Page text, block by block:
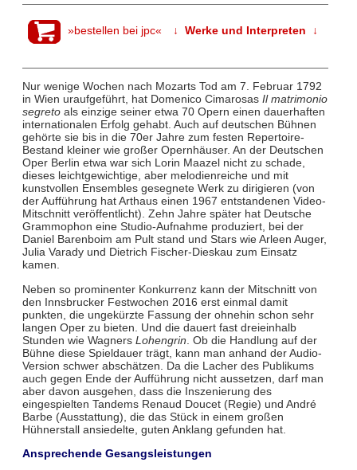
»bestellen bei jpc« ↓ Werke und Interpreten ↓
Nur wenige Wochen nach Mozarts Tod am 7. Februar 1792
in Wien uraufgeführt, hat Domenico Cimarosas Il matrimonio
segretoals einzige seiner etwa 70 Opern einen dauerhaften
internationalen Erfolg gehabt. Auch auf deutschen Bühnen
gehörte sie bis in die 70er Jahre zum festen Repertoire-
Bestand kleiner wie großer Opernhäuser. An der Deutschen
Oper Berlin etwa war sich Lorin Maazel nicht zu schade,
dieses leichtgewichtige, aber melodienreiche und mit
kunstvollen Ensembles gesegnete Werk zu dirigieren (von
der Aufführung hat Arthaus einen 1967 entstandenen Video-
Mitschnitt veröffentlicht). Zehn Jahre später hat Deutsche
Grammophon eine Studio-Aufnahme produziert, bei der
Daniel Barenboim am Pult stand und Stars wie Arleen Auger,
Julia Varady und Dietrich Fischer-Dieskau zum Einsatz
kamen.
Neben so prominenter Konkurrenz kann der Mitschnitt von
den Innsbrucker Festwochen 2016 erst einmal damit
punkten, die ungekürzte Fassung der ohnehin schon sehr
langen Oper zu bieten. Und die dauert fast dreieinhalb
Stunden wie Wagners Lohengrin . Ob die Handlung auf der
Bühne diese Spieldauer trägt, kann man anhand der Audio-
Version schwer abschätzen. Da die Lacher des Publikums
auch gegen Ende der Aufführung nicht aussetzen, darf man
aber davon ausgehen, dass die Inszenierung des
eingespielten Tandems Renaud Doucet (Regie) und André
Barbe (Ausstattung), die das Stück in einem großen
Hühnerstall ansiedelte, guten Anklang gefunden hat.
Ansprechende Gesangsleistungen